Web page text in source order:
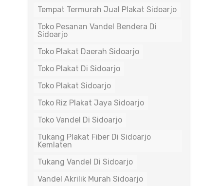
Tempat Termurah Jual Plakat Sidoarjo
Toko Pesanan Vandel Bendera Di
Sidoarjo
Toko Plakat Daerah Sidoarjo
Toko Plakat Di Sidoarjo
Toko Plakat Sidoarjo
Toko Riz Plakat Jaya Sidoarjo
Toko Vandel Di Sidoarjo
Tukang Plakat Fiber Di Sidoarjo
Kemlaten
Tukang Vandel Di Sidoarjo
Vandel Akrilik Murah Sidoarjo